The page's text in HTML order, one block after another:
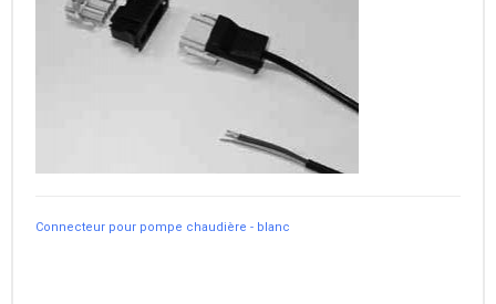
Connecteur pour pompe chaudière - blanc